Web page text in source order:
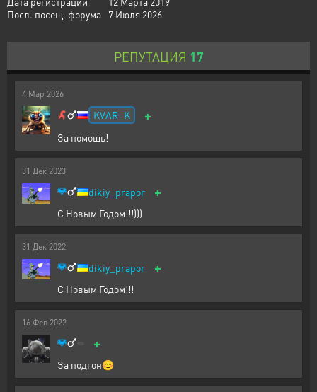
Посл. посещ. форума
7 Июля 2026
РЕПУТАЦИЯ 17
4 Мар 2026
KVAR_K +
За помощь!
31 Дек 2023
dikiy_prapor +
С Новым Годом!!!)))
31 Дек 2022
dikiy_prapor +
С Новым Годом!!!
16 Фев 2022
+
За подгон😊